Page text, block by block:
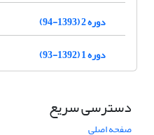
دوره 2 (1393-94)
دوره 1 (1392-93)
دسترسی سریع
صفحه اصلی